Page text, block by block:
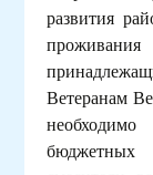
развития
Ветеранам
бюджетных